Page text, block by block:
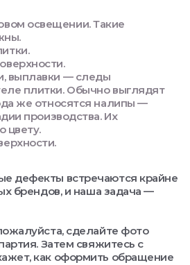
освещении. Такие
выплавки — следы
плитки. Обычно выглядят
же относятся налипы —
производства. Их
цвету.
дефекты встречаются крайне
брендов, и наша задача —
сделайте фото
Затем свяжитесь с
как оформить обращение